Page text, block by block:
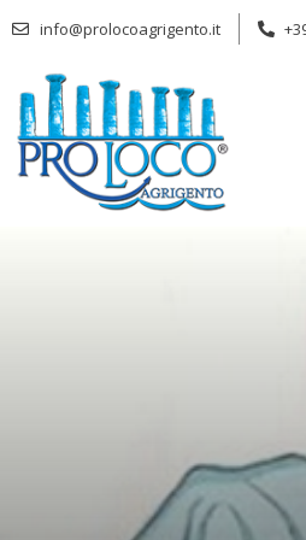
contenu
info@prolocoagrigento.it